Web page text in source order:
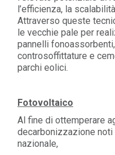
l’efficienza, la
Attraverso queste
le vecchie pale per
pannelli
controsoffittature e
parchi eolici.
Fotovoltaico
Al fine di ottemperare
decarbonizzazione
nazionale,